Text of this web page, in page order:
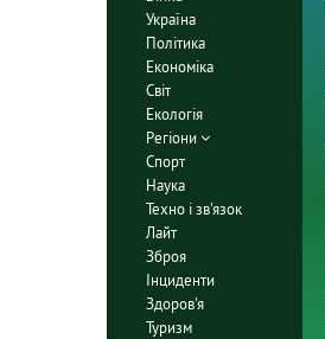
Україна
Політика
Економіка
Світ
Екологія
Регіони
Спорт
Наука
Техно і зв'язок
Лайт
Зброя
Інциденти
Здоров'я
Туризм